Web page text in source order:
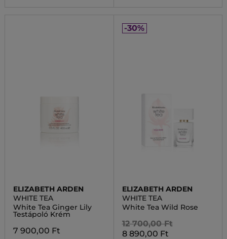
ELIZABETH ARDEN
WHITE TEA
White Tea Ginger Lily
Testápoló Krém
7 900,00 Ft
-30%
ELIZABETH ARDEN
WHITE TEA
White Tea Wild Rose
12 700,00 Ft
8 890,00 Ft